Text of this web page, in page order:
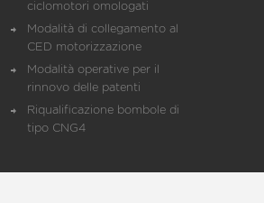
ciclomotori omologati
Modalità di collegamento al
CED motorizzazione
Modalità operative per il
rinnovo delle patenti
Riqualificazione bombole di
tipo CNG4